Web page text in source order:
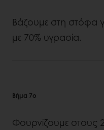
Βάζουμε στη στόφα
με 70% υγρασία.
Βήμα 7ο
Φουρνίζουμε στους